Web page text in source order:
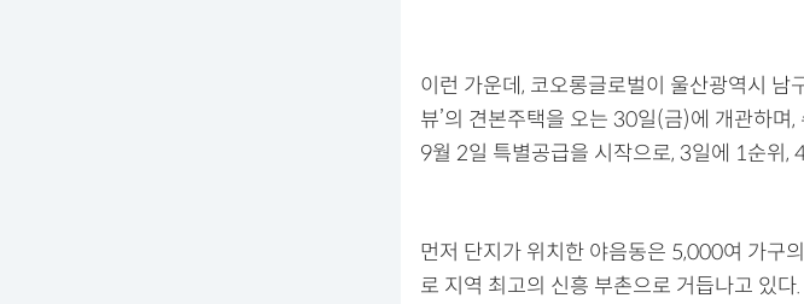
이런 가운데, 코오롱글로벌이 울산광역시 남
뷰’의 견본주택을 오는 30일(금)에 개관하
9월 2일 특별공급을 시작으로, 3일에 1순위,
먼저 단지가 위치한 야음동은 5,000여 가구
로 지역 최고의 신흥 부촌으로 거듭나고 있